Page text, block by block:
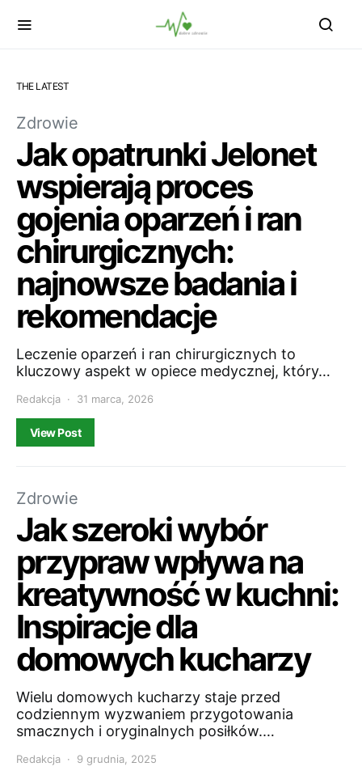
THE LATEST
Zdrowie
Jak opatrunki Jelonet
wspierają proces
gojenia oparzeń i ran
chirurgicznych:
najnowsze badania i
rekomendacje
Leczenie oparzeń i ran chirurgicznych to
kluczowy aspekt w opiece medycznej, który…
Redakcja 31 marca, 2026
View Post
Zdrowie
Jak szeroki wybór
przypraw wpływa na
kreatywność w kuchni:
Inspiracje dla
domowych kucharzy
Wielu domowych kucharzy staje przed
codziennym wyzwaniem przygotowania
smacznych i oryginalnych posiłków.…
Redakcja 9 grudnia, 2025